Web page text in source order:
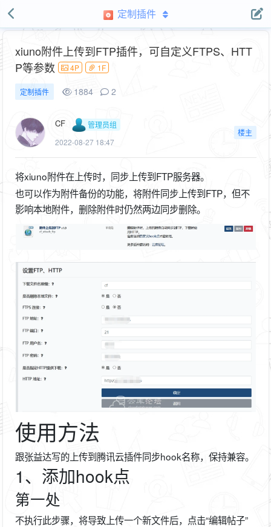
定制插件
xiuno附件上传到FTP插件，可自定义FTPS、HTT
P等参数
4P 1F
定制插件 1884 2
CF
管理员组
2022-08-27 18:47
楼主
将xiuno附件在上传时，同步上传到FTP服务器。
也可以作为附件备份的功能，将附件同步上传到FTP，但不
影响本地附件，删除附件时仍然两边同步删除。
使用方法
跟张益达写的上传到腾讯云插件同步hook名称，保持兼容。
1、添加hook点
第一处
不执行此步骤，将导致上传一个新文件后，点击“编辑帖子”